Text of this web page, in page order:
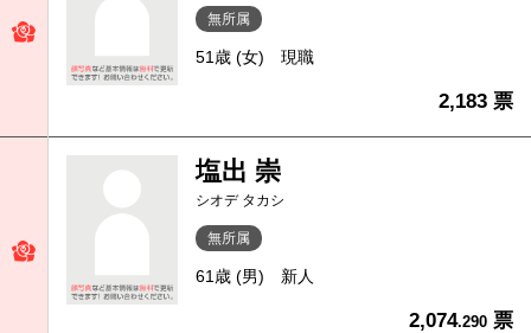
無所属
51歳 (女) 現職
2,183 票
塩出 崇
シオデ タカシ
無所属
61歳 (男) 新人
2,074.290 票